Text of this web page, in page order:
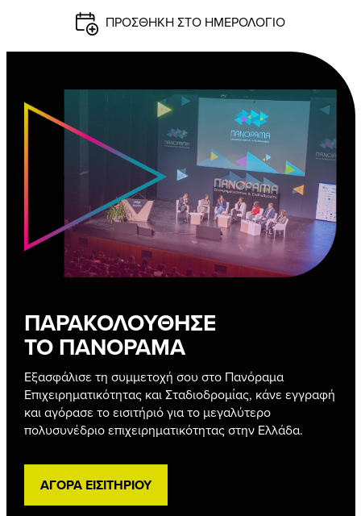
ΠΡΟΣΘΗΚΗ ΣΤΟ ΗΜΕΡΟΛΟΓΙΟ
ΠΑΡΑΚΟΛΟΥΘΗΣΕ
ΤΟ ΠΑΝΟΡΑΜΑ
Εξασφάλισε τη συμμετοχή σου στο Πανόραμα
Επιχειρηματικότητας και Σταδιοδρομίας, κάνε εγγραφή
και αγόρασε το εισιτήριό για το μεγαλύτερο
πολυσυνέδριο επιχειρηματικότητας στην Ελλάδα.
ΑΓΟΡΑ ΕΙΣΙΤΗΡΙΟΥ